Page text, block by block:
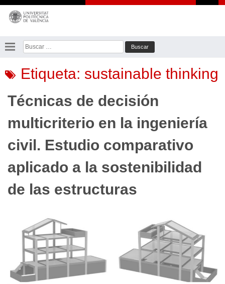
Saltar
contenido
Buscar:
Etiqueta: sustainable thinking
Técnicas de decisión
multicriterio en la ingeniería
civil. Estudio comparativo
aplicado a la sostenibilidad
de las estructuras